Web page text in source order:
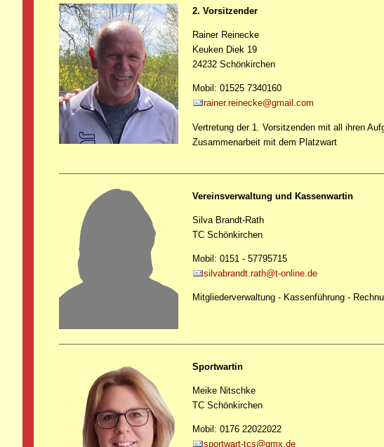
2. Vorsitzender
Rainer Reinecke
Keuken Diek 19
24232 Schönkirchen
Mobil: 01525 7340160
rainer.reinecke@gmail.com
Vertretung der 1. Vorsitzenden mit all ihren
Zusammenarbeit mit dem Platzwart
Vereinsverwaltung und Kassenwartin
Silva Brandt-Rath
TC Schönkirchen
Mobil: 0151 - 57795715
silvabrandt.rath@t-online.de
Mitgliederverwaltung - Kassenführung -
Sportwartin
Meike Nitschke
TC Schönkirchen
Mobil: 0176 22022022
sportwart-tcs@gmx.de